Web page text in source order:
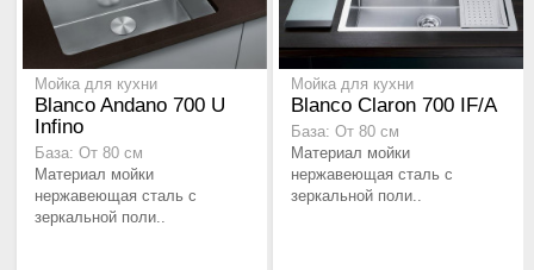
Мойка для кухни
Blanco Andano 700 U
Infino
База: От 80 см
Материал мойки
нержавеющая сталь с
зеркальной поли..
Мойка для кухни
Blanco Claron 700 IF/A
База: От 80 см
Материал мойки
нержавеющая сталь с
зеркальной поли..